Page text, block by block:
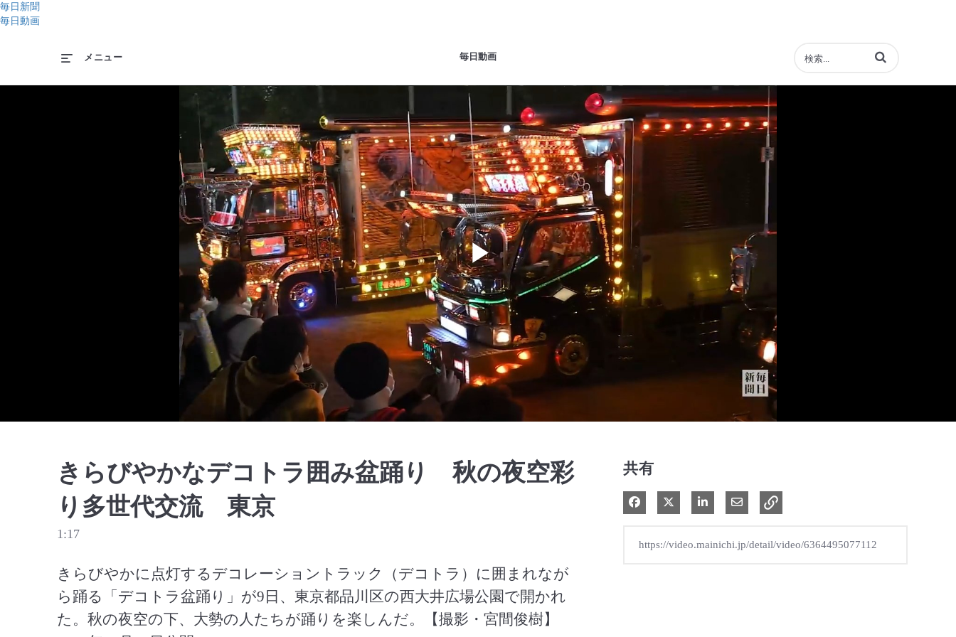
毎日新聞
毎日動画
毎日動画
メニュー 動画の検索語句を入力
Play
Video
きらびやかなデコトラ囲み盆踊り 秋の夜空彩
り多世代交流 東京
1:17
きらびやかに点灯するデコレーショントラック（デコトラ）に囲まれなが
ら踊る「デコトラ盆踊り」が9日、東京都品川区の西大井広場公園で開かれ
た。秋の夜空の下、大勢の人たちが踊りを楽しんだ。【撮影・宮間俊樹】
共有
Facebook で共有
Xで共有する
LinkedIn で共有電子メールで共有